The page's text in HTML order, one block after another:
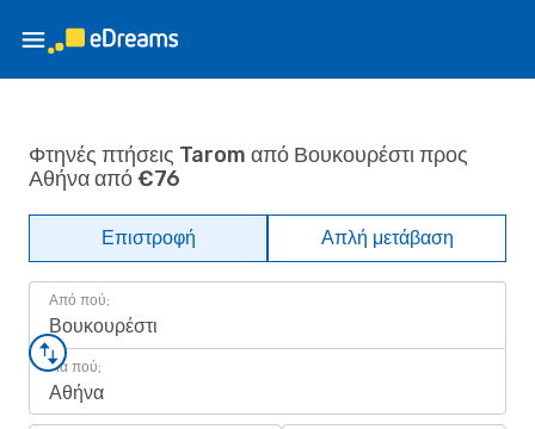
Φτηνές πτήσεις Tarom από Βουκουρέστι προς
Αθήνα από €76
Επιστροφή Απλή μετάβαση
Από πού;
Βουκουρέστι
Για πού;
Αθήνα